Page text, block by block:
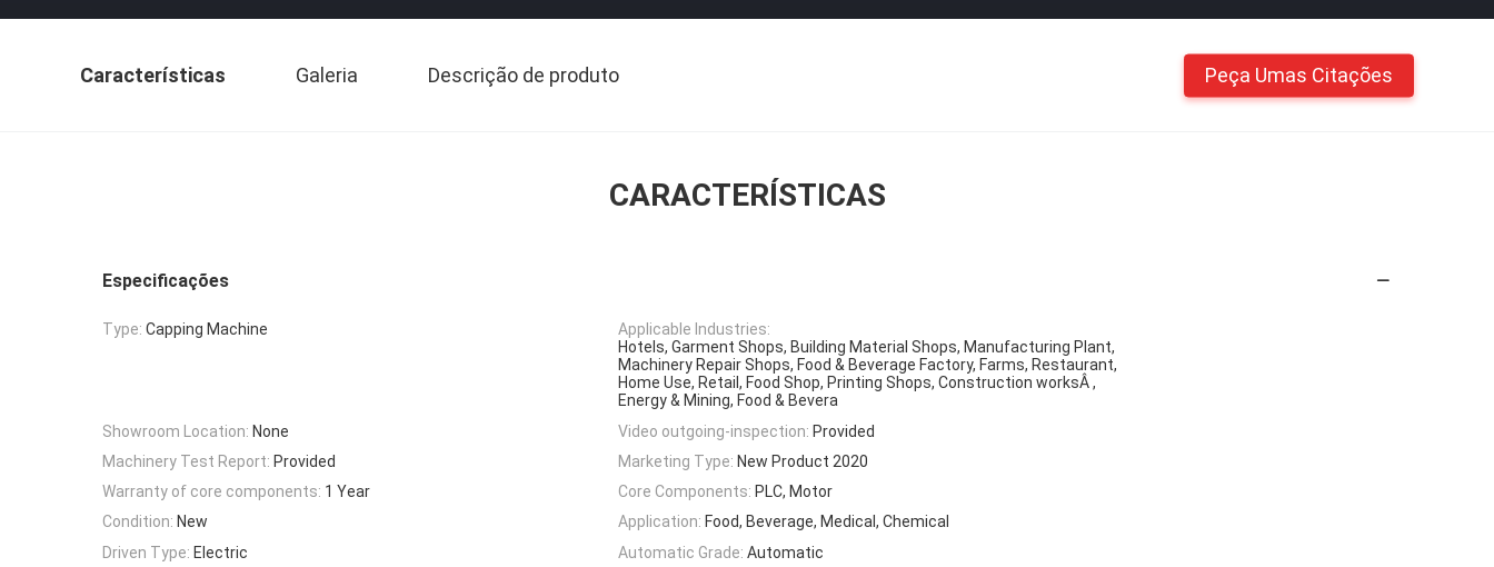
Características Galeria Descrição de produto Peça Umas Citações
CARACTERÍSTICAS
Especificações
Type: Capping Machine
Applicable Industries:
Hotels, Garment Shops, Building Material Shops, Manufacturing Plant,
Machinery Repair Shops, Food & Beverage Factory, Farms, Restaurant,
Home Use, Retail, Food Shop, Printing Shops, Construction worksÂ ,
Energy & Mining, Food & Bevera
Showroom Location: None Video outgoing-inspection: Provided
Machinery Test Report: Provided Marketing Type: New Product 2020
Warranty of core components: 1 Year Core Components: PLC, Motor
Condition: New Application: Food, Beverage, Medical, Chemical
Driven Type: Electric Automatic Grade: Automatic